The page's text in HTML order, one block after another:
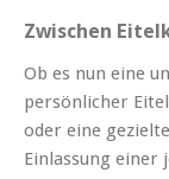
Zwischen
Ob es nun eine
persönlicher
oder eine
Einlassung einer